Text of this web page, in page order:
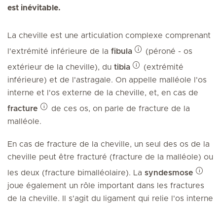
est inévitable.
La cheville est une articulation complexe comprenant
l'extrémité inférieure de la fibula
(péroné - os
extérieur de la cheville), du tibia
(extrémité
inférieure) et de l'astragale. On appelle malléole l'os
interne et l'os externe de la cheville, et, en cas de
fracture
de ces os, on parle de fracture de la
malléole.
En cas de fracture de la cheville, un seul des os de la
cheville peut être fracturé (fracture de la malléole) ou
les deux (fracture bimalléolaire). La syndesmose
joue également un rôle important dans les fractures
de la cheville. Il s'agit du ligament qui relie l'os interne